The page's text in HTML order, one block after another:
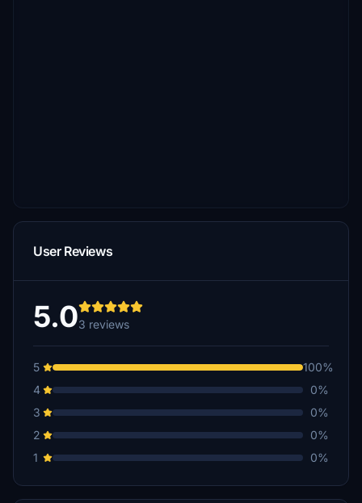
User Reviews
5.03 reviews
5
100%
4
0%
3
0%
2
0%
1
0%